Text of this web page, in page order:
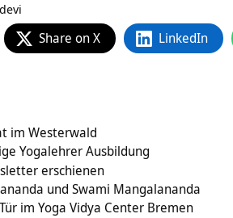
Share on X LinkedIn
im Westerwald
Yogalehrer Ausbildung
erschienen
und Swami Mangalananda
im Yoga Vidya Center Bremen